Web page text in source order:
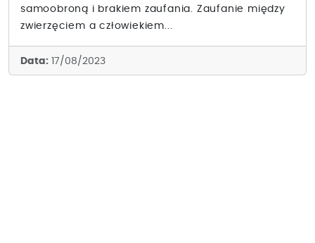
samoobroną i brakiem zaufania. Zaufanie między
zwierzęciem a człowiekiem...
Data: 17/08/2023